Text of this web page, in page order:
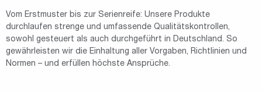
Vom Erstmuster bis zur Serienreife: Unsere Produkte
durchlaufen strenge und umfassende Qualitätskontrollen,
sowohl gesteuert als auch durchgeführt in Deutschland. So
gewährleisten wir die Einhaltung aller Vorgaben, Richtlinien und
Normen – und erfüllen höchste Ansprüche.